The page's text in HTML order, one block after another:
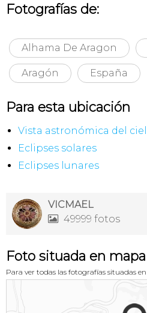
Fotografías de:
Alhama De Aragon
Aragón España
Para esta ubicación
Vista astronómica del
Eclipses solares
Eclipses lunares
VICMAEL
 49999 fotos
Foto situada en mapa
Para ver todas las fotografías situadas